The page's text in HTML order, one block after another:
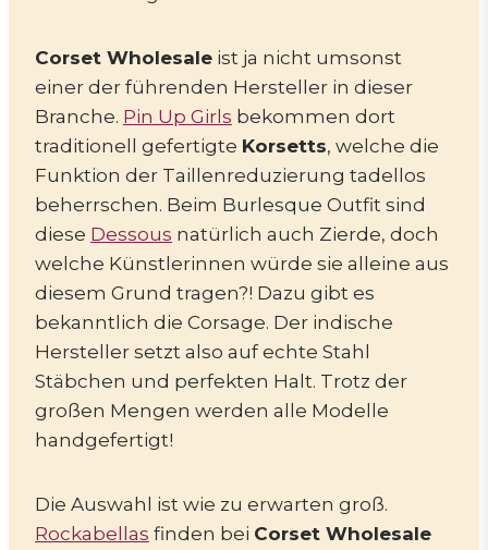
Corset Wholesale ist ja nicht umsonst
einer der führenden Hersteller in dieser
Branche. Pin Up Girls bekommen dort
traditionell gefertigte Korsetts, welche die
Funktion der Taillenreduzierung tadellos
beherrschen. Beim Burlesque Outfit sind
diese Dessous natürlich auch Zierde, doch
welche Künstlerinnen würde sie alleine aus
diesem Grund tragen?! Dazu gibt es
bekanntlich die Corsage. Der indische
Hersteller setzt also auf echte Stahl
Stäbchen und perfekten Halt. Trotz der
großen Mengen werden alle Modelle
handgefertigt!
Die Auswahl ist wie zu erwarten groß.
Rockabellas finden bei Corset Wholesale